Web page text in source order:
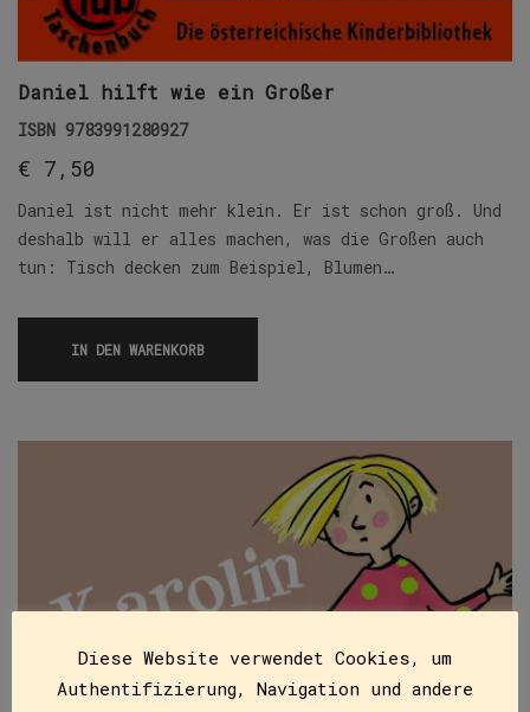
Daniel hilft wie ein Großer
ISBN 9783991280927
€ 7,50
Daniel ist nicht mehr klein. Er ist schon groß. Und
deshalb will er alles machen, was die Großen auch
tun: Tisch decken zum Beispiel, Blumen…
IN DEN WARENKORB
Diese Website verwendet Cookies, um
Authentifizierung, Navigation und andere